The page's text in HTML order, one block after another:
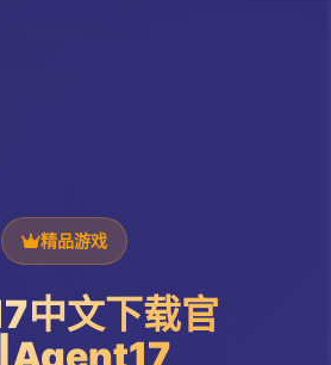
精品游戏
中文下载官